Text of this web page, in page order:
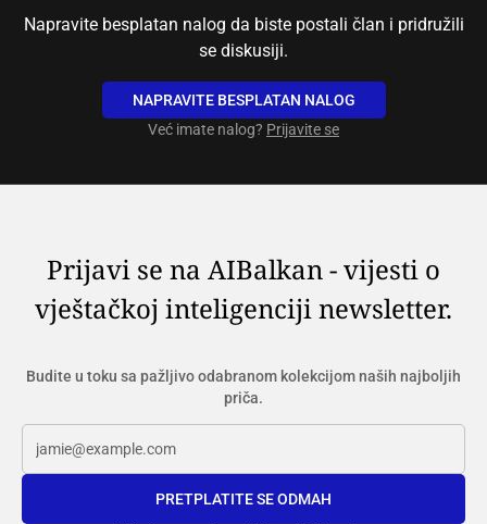
Napravite besplatan nalog da biste postali član i pridružili
se diskusiji.
NAPRAVITE BESPLATAN NALOG
Već imate nalog? Prijavite se
Prijavi se na AIBalkan - vijesti o
vještačkoj inteligenciji newsletter.
Budite u toku sa pažljivo odabranom kolekcijom naših najboljih
priča.
PRETPLATITE SE ODMAH